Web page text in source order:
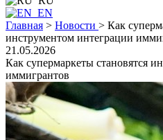
EN
Главная > Новости > Как
инструментом интеграции
21.05.2026
Как супермаркеты становятся
иммигрантов